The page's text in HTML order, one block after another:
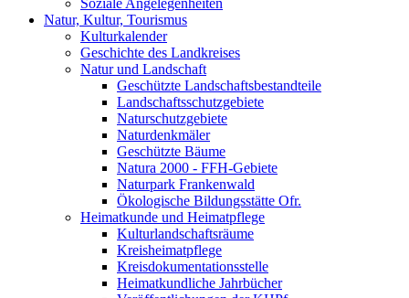
Soziale Angelegenheiten
Natur, Kultur, Tourismus
Kulturkalender
Geschichte des Landkreises
Natur und Landschaft
Geschützte Landschaftsbestandteile
Landschaftsschutzgebiete
Naturschutzgebiete
Naturdenkmäler
Geschützte Bäume
Natura 2000 - FFH-Gebiete
Naturpark Frankenwald
Ökologische Bildungsstätte Ofr.
Heimatkunde und Heimatpflege
Kulturlandschaftsräume
Kreisheimatpflege
Kreisdokumentationsstelle
Heimatkundliche Jahrbücher